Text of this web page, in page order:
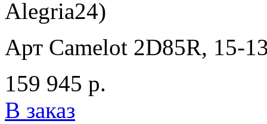
Alegria24)
Арт Camelot 2D85R, 15-
159 945 р.
В заказ